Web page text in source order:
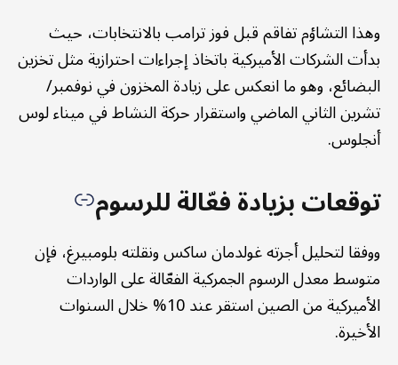
وهذا التشاؤم تفاقم قبل فوز ترامب بالانتخابات، حيث
بدأت الشركات الأميركية باتخاذ إجراءات احترازية مثل تخزين
البضائع، وهو ما انعكس على زيادة المخزون في نوفمبر/
تشرين الثاني الماضي واستقرار حركة النشاط في ميناء لوس
أنجلوس.
توقعات بزيادة فعّالة للرسوم
ووفقا لتحليل أجرته غولدمان ساكس ونقلته بلومبيرغ، فإن
متوسط معدل الرسوم الجمركية الفعّالة على الواردات
الأميركية من الصين استقر عند 10% خلال السنوات
الأخيرة.